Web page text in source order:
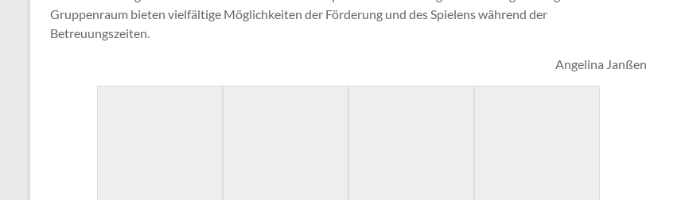
Gruppenraum bieten vielfältige Möglichkeiten der Förderung und des Spielens während der
Betreuungszeiten.
Angelina Janßen